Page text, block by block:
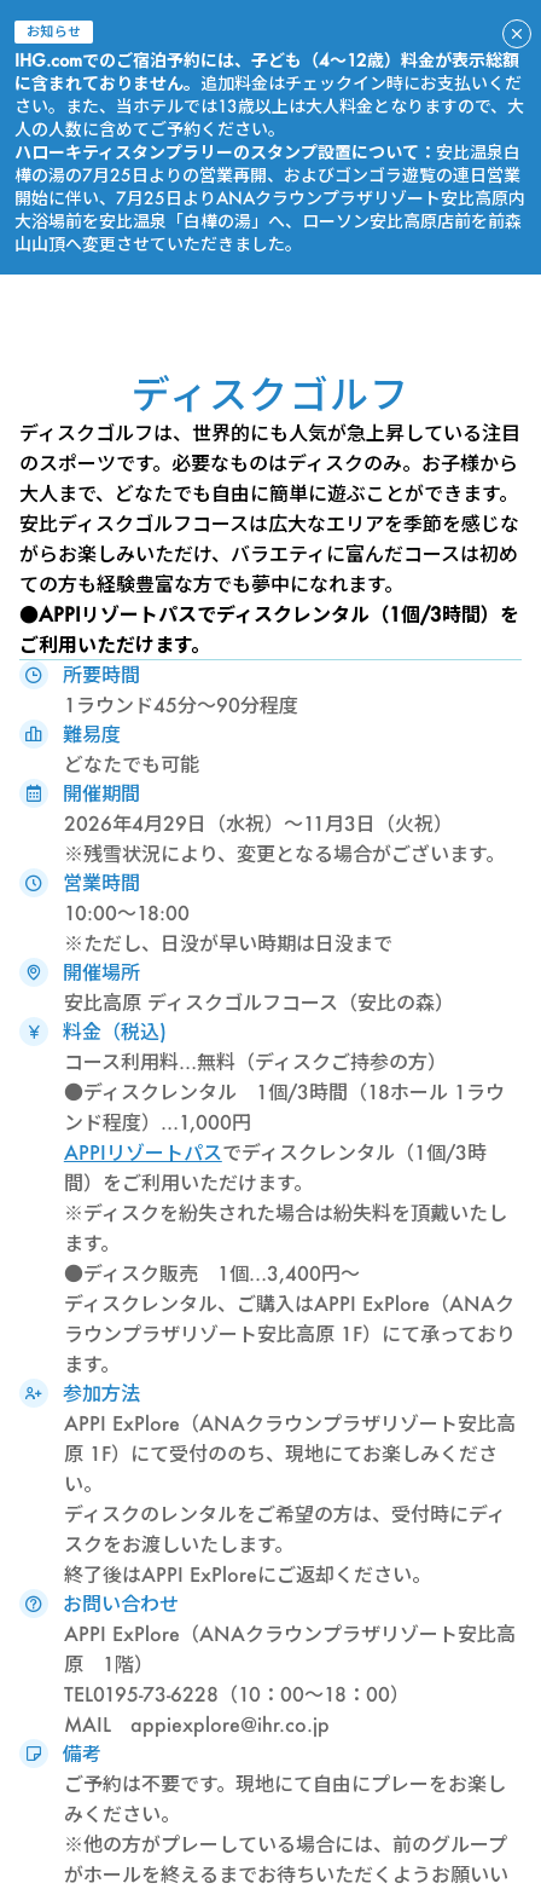
お知らせ
IHG.comでのご宿泊予約には、子ども（4～12歳）料金が表示総額
に含まれておりません。 追加料金はチェックイン時にお支払いくだ
さい。また、当ホテルでは13歳以上は大人料金となりますので、大
人の人数に含めてご予約ください。
ハローキティスタンプラリーのスタンプ設置について： 安比温泉白
樺の湯の7月25日よりの営業再開、およびゴンゴラ遊覧の連日営業
開始に伴い、7月25日よりANAクラウンプラザリゾート安比高原内
大浴場前を安比温泉「白樺の湯」へ、ローソン安比高原店前を前森
山山頂へ変更させていただきました。
ディスクゴルフ
ディスクゴルフは、世界的にも人気が急上昇している注目
のスポーツです。必要なものはディスクのみ。お子様から
大人まで、どなたでも自由に簡単に遊ぶことができます。
安比ディスクゴルフコースは広大なエリアを季節を感じな
がらお楽しみいただけ、バラエティに富んだコースは初め
ての方も経験豊富な方でも夢中になれます。
●APPIリゾートパスでディスクレンタル（1個/3時間）を
ご利用いただけます。
所要時間
1ラウンド45分～90分程度
難易度
どなたでも可能
開催期間
2026年4月29日（水祝）～11月3日（火祝）
※残雪状況により、変更となる場合がございます。
営業時間
10:00～18:00
※ただし、日没が早い時期は日没まで
開催場所
安比高原 ディスクゴルフコース（安比の森）
料金（税込)
コース利用料…無料（ディスクご持参の方）
●ディスクレンタル 1個/3時間（18ホール 1ラウ
ンド程度）…1,000円
APPIリゾートパスでディスクレンタル（1個/3時
間）をご利用いただけます。
※ディスクを紛失された場合は紛失料を頂戴いたし
ます。
●ディスク販売 1個…3,400円～
ディスクレンタル、ご購入はAPPI ExPlore（ANAク
ラウンプラザリゾート安比高原 1F）にて承っており
ます。
参加方法
APPI ExPlore（ANAクラウンプラザリゾート安比高
原 1F）にて受付ののち、現地にてお楽しみくださ
い。
ディスクのレンタルをご希望の方は、受付時にディ
スクをお渡しいたします。
終了後はAPPI ExPloreにご返却ください。
お問い合わせ
APPI ExPlore（ANAクラウンプラザリゾート安比高
原 1階）
TEL0195-73-6228（10：00～18：00）
MAIL appiexplore@ihr.co.jp
備考
ご予約は不要です。現地にて自由にプレーをお楽し
みください。
※他の方がプレーしている場合には、前のグループ
がホールを終えるまでお待ちいただくようお願いい